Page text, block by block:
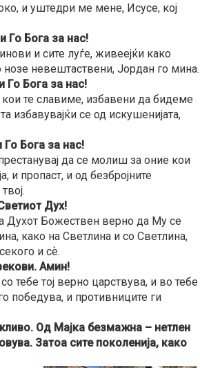
и уштедри ме мене, Исусе, кој
Го Бога за нас!
и сите луѓе, живеејќи како
нозе невештаствени, Јордан го мина.
Го Бога за нас!
те славиме, избавени да бидеме
избавувајќи се од искушенијата,
Бога за нас!
да се молиш за оние кои
и пропаст, и од безбројните
Дух!
Духот Божествен верно да Му се
како на Светлина и со Светлина,
и сѐ.
Амин!
тебе тој верно царствува, и во тебе
победува, и противниците ги
Од Мајка безмажна – нетлен
Затоа сите поколенија, како